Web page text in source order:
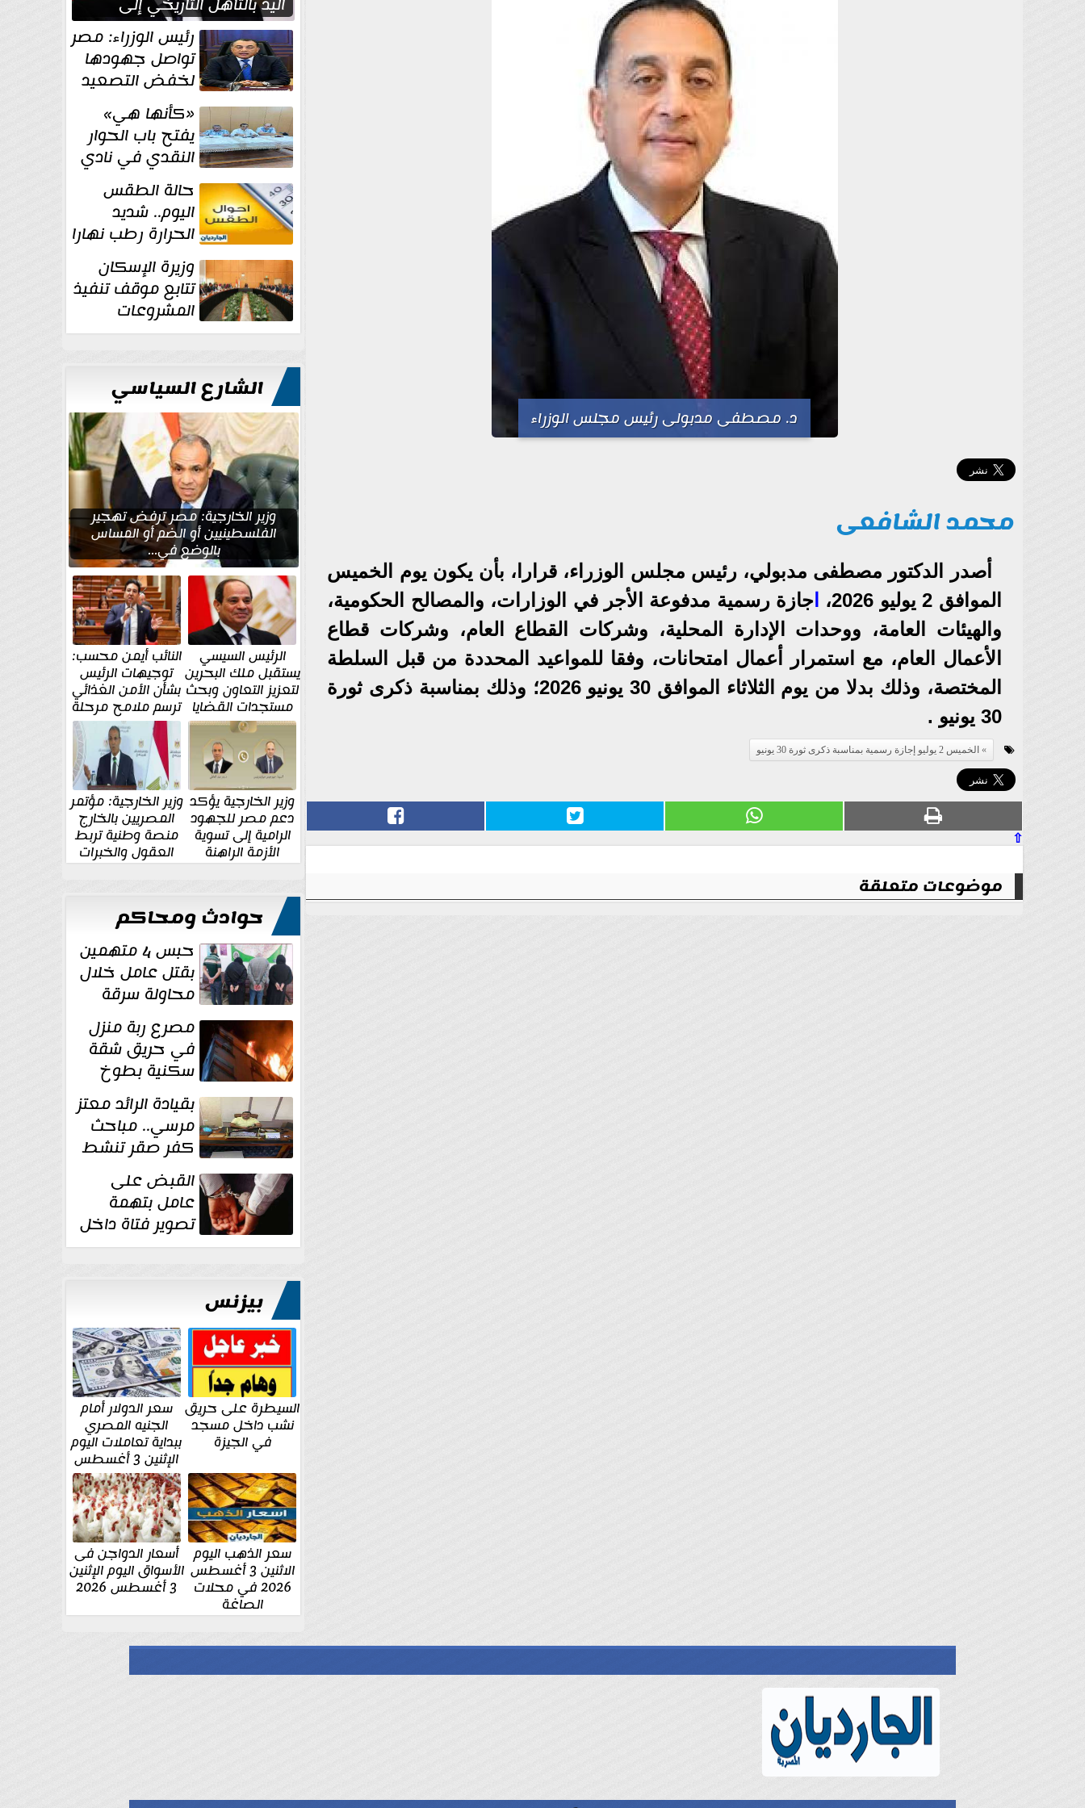
د. مصطفى مدبولى رئيس مجلس الوزراء
محمد الشافعى
أصدر الدكتور مصطفى مدبولي، رئيس مجلس الوزراء، قرارا، بأن يكون يوم الخميس
الموافق 2 يوليو 2026،
جازة رسمية مدفوعة الأجر في الوزارات، والمصالح الحكومية،
والهيئات العامة، ووحدات الإدارة المحلية، وشركات القطاع العام، وشركات قطاع
الأعمال العام، مع استمرار أعمال امتحانات، وفقا للمواعيد المحددة من قبل السلطة
المختصة، وذلك بدلا من يوم الثلاثاء الموافق 30 يونيو 2026؛ وذلك بمناسبة ذكرى ثورة
30 يونيو .
الخميس 2 يوليو إجازة رسمية بمناسبة ذكرى ثورة 30 يونيو
⇧
موضوعات متعلقة
نصف نهائي كأس العالم
رئيس الوزراء: مصر
تواصل جهودها
لخفض التصعيد
والحفاظ على
الاستقرار الإقليمي«كأنها هي»
يفتح باب الحوار
النقدي في نادي
أدب مصر الجديدة
حالة الطقس
اليوم.. شديد
الحرارة رطب نهارا
مائل للحرارة رطب
ليلا.. و... وزيرة الإسكان
تتابع موقف تنفيذ
المشروعات
والخطة
للتعميرالشارع السياسي
وزير الخارجية: مصر ترفض تهجير
الفلسطينيين أو الضم أو المساس
بالوضع في...
الرئيس السيسي
يستقبل ملك البحرين
لتعزيز التعاون وبحث
مستجدات القضايا
الإقليمية والدولية
النائب أيمن محسب:
توجيهات الرئيس
بشأن الأمن الغذائي
ترسم ملامح مرحلة
جديدة
وزير الخارجية يؤكد
دعم مصر للجهود
الرامية إلى تسوية
الأزمة الراهنة
وزير الخارجية: مؤتمر
المصريين بالخارج
منصة وطنية تربط
العقول والخبرات
المصرية بالدولة
حوادث ومحاكم
حبس 4 متهمين
بقتل عامل خلال
محاولة سرقة
دراجة نارية في
المنوفية مصرع ربة منزل
في حريق شقة
سكنية بطوخ
بقيادة الرائد معتز
مرسي.. مباحث
كفر صقر تنشط
بقوة وتوجه
ضربات أمنية... القبض على
عامل بتهمة
تصوير فتاة داخل
غرفة تغيير
بيزنس
السيطرة على حريق
نشب داخل مسجد
في الجيزة
سعر الدولار أمام
الجنيه المصري
ببداية تعاملات اليوم
الإثنين 3 أغسطس
سعر الذهب اليوم
الاثنين 3 أغسطس
2026 في محلات
الصاغة
أسعار الدواجن فى
الأسواق اليوم الإثنين
3 أغسطس 2026